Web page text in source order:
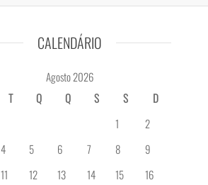
CALENDÁRIO
Agosto 2026
T Q Q S S
D
1
2
4 5 6 7 8
9
11 12 13 14 15
16